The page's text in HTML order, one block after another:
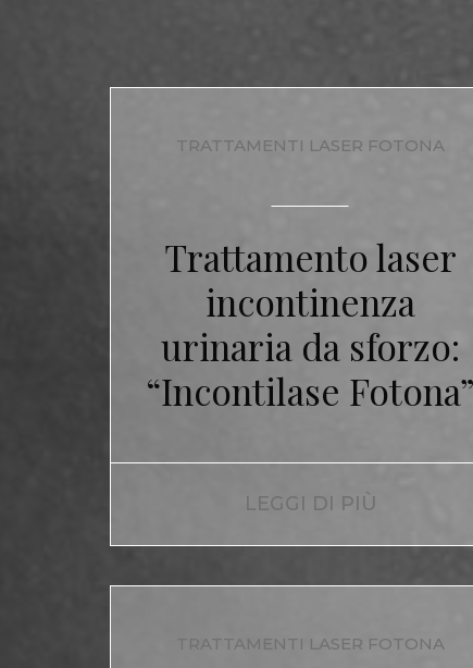
TRATTAMENTI LASER FOTONA
Trattamento laser
incontinenza
urinaria da sforzo:
“Incontilase Fotona”
LEGGI DI PIÙ
TRATTAMENTI LASER FOTONA